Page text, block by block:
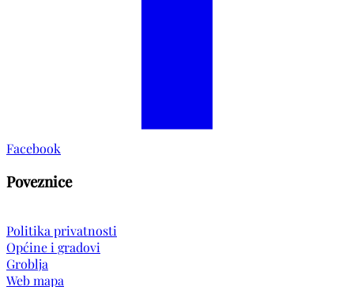
Facebook
Poveznice
Politika privatnosti
Općine i gradovi
Groblja
Web mapa